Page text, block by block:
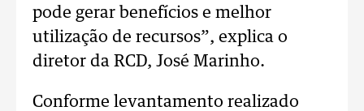
pode gerar benefícios e melhor
utilização de recursos”, explica o
diretor da RCD, José Marinho.
Conforme levantamento realizado